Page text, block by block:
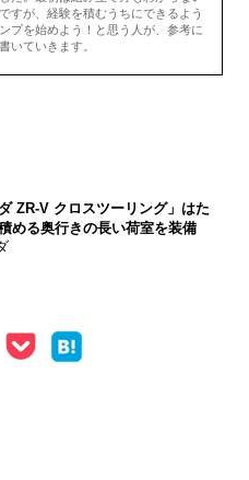
すが、経験を積むうちにできるよう
プを始めよう！と思う人が、参考に
いていきます。
ダ ZR-V クロスツーリング」はた
める奥行きの長い荷室を装備